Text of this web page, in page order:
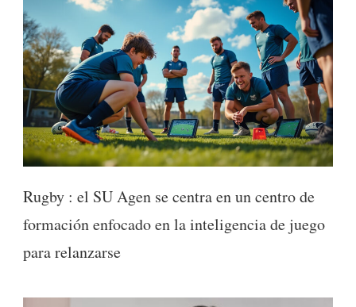
Rugby : el SU Agen se centra en un centro de
formación enfocado en la inteligencia de juego
para relanzarse